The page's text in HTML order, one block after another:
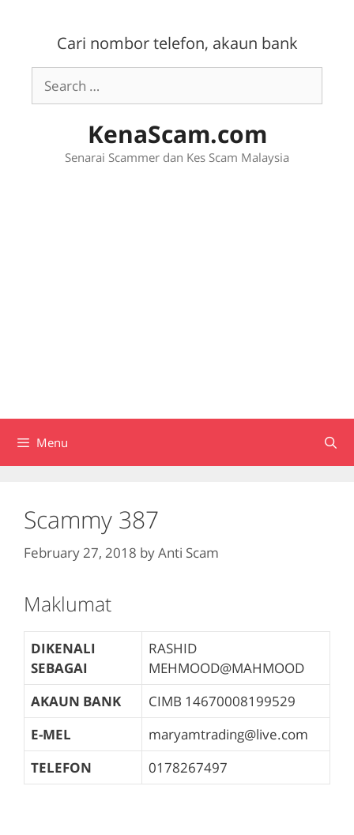
Cari nombor telefon, akaun bank
Search
for:
KenaScam.com
Senarai Scammer dan Kes Scam Malaysia
Menu
Scammy 387
February 27, 2018 byAnti Scam
Maklumat
DIKENALI
SEBAGAI
RASHID
MEHMOOD@MAHMOOD
AKAUN BANK
CIMB 14670008199529
E-MEL
maryamtrading@live.com
TELEFON
0178267497